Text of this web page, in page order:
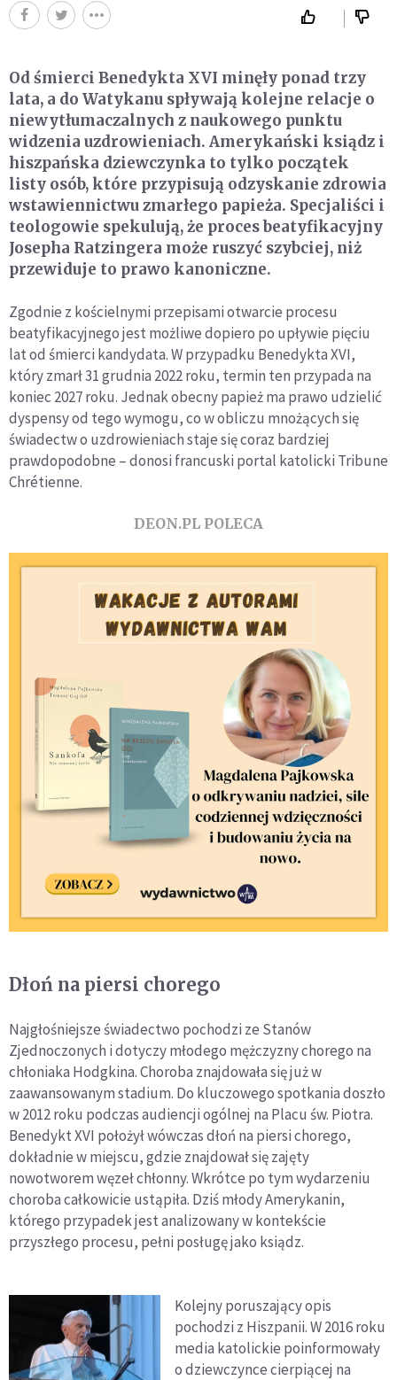
Od śmierci Benedykta XVI minęły ponad trzy
lata, a do Watykanu spływają kolejne relacje o
niewytłumaczalnych z naukowego punktu
widzenia uzdrowieniach. Amerykański ksiądz i
hiszpańska dziewczynka to tylko początek
listy osób, które przypisują odzyskanie zdrowia
wstawiennictwu zmarłego papieża. Specjaliści i
teologowie spekulują, że proces beatyfikacyjny
Josepha Ratzingera może ruszyć szybciej, niż
przewiduje to prawo kanoniczne.
Zgodnie z kościelnymi przepisami otwarcie procesu
beatyfikacyjnego jest możliwe dopiero po upływie pięciu
lat od śmierci kandydata. W przypadku Benedykta XVI,
który zmarł 31 grudnia 2022 roku, termin ten przypada na
koniec 2027 roku. Jednak obecny papież ma prawo udzielić
dyspensy od tego wymogu, co w obliczu mnożących się
świadectw o uzdrowieniach staje się coraz bardziej
prawdopodobne – donosi francuski portal katolicki Tribune
Chrétienne.
DEON.PL POLECA
Dłoń na piersi chorego
Najgłośniejsze świadectwo pochodzi ze Stanów
Zjednoczonych i dotyczy młodego mężczyzny chorego na
chłoniaka Hodgkina. Choroba znajdowała się już w
zaawansowanym stadium. Do kluczowego spotkania doszło
w 2012 roku podczas audiencji ogólnej na Placu św. Piotra.
Benedykt XVI położył wówczas dłoń na piersi chorego,
dokładnie w miejscu, gdzie znajdował się zajęty
nowotworem węzeł chłonny. Wkrótce po tym wydarzeniu
choroba całkowicie ustąpiła. Dziś młody Amerykanin,
którego przypadek jest analizowany w kontekście
przyszłego procesu, pełni posługę jako ksiądz.
Kolejny poruszający opis
pochodzi z Hiszpanii. W 2016 roku
media katolickie poinformowały
o dziewczynce cierpiącej na